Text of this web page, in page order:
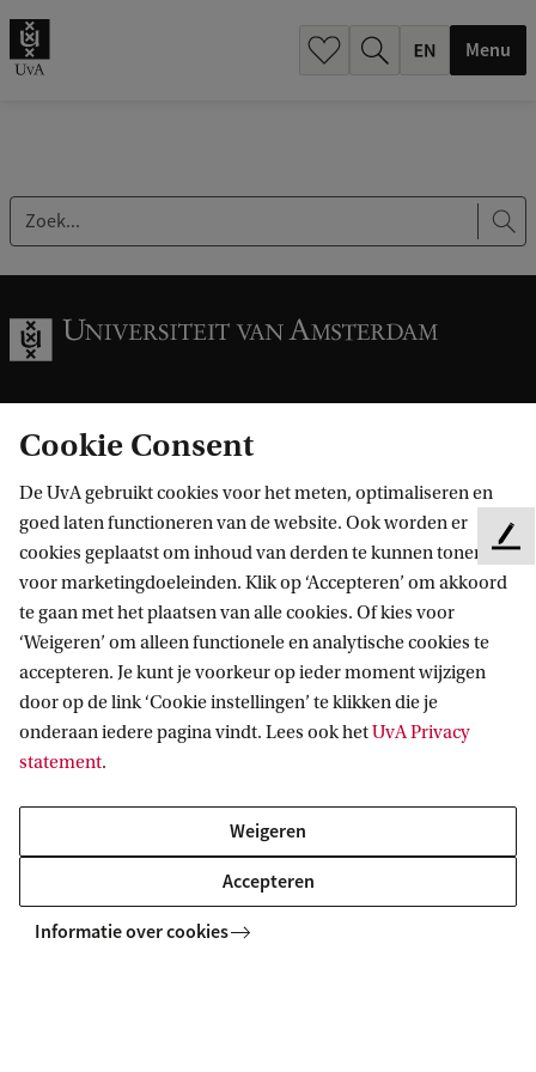
Menu
k
Informatie voor
Bachelorstudiekiezers
Masterstudiekiezers
UvA-studenten
Medewerkers
Journalisten
Alumni
Schooldecanen en vakdocenten
Werkgevers
Externen
Direct naar
Webmail
Bibliotheek
Vacatures
Huisstijl
Doneren
Merchandise kopen
Contact
Contact en locaties
UvA op social media
Copyright UvA 2026
Over deze site
Privacy
Cookie Consent
De UvA gebruikt cookies voor het meten, optimaliseren en
goed laten functioneren van de website. Ook worden er
cookies geplaatst om inhoud van derden te kunnen tonen en
voor marketingdoeleinden. Klik op ‘Accepteren’ om akkoord
te gaan met het plaatsen van alle cookies. Of kies voor
‘Weigeren’ om alleen functionele en analytische cookies te
accepteren. Je kunt je voorkeur op ieder moment wijzigen
door op de link ‘Cookie instellingen’ te klikken die je
onderaan iedere pagina vindt. Lees ook hetUvA Privacy
statement.
Weigeren
Accepteren
Informatie over cookies
F
e